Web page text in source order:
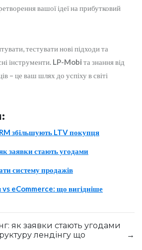
вашої ідеї на прибутковий
тестувати нові підходи та
інструменти. LP-Mobi та знання від
– це ваш шлях до успіху в світі
збільшують LTV покупця
заявки стають угодами
систему продажів
vs eCommerce: що вигідніше
як заявки стають угодами
→
лендінгу що